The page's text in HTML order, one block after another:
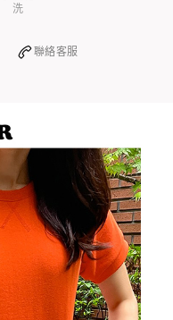
洗
聯絡客服